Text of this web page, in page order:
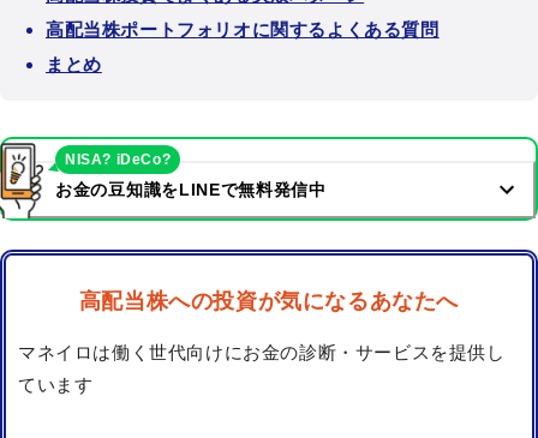
高配当株ポートフォリオに関するよくある質問
まとめ
お金の豆知識をLINEで無料発信中
NISA? iDeCo?
高配当株への投資が気になるあなたへ
マネイロは働く世代向けにお金の診断・サービスを提供し
ています